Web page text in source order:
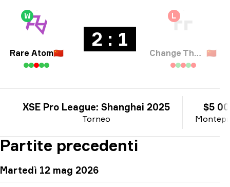
W
Rare Atom🇨🇳
2 : 1
L
Change The Game 🇨🇳
Torneo
XSE Pro League: Shanghai 2025 $5
Partite precedenti
Martedì 12 mag 2026